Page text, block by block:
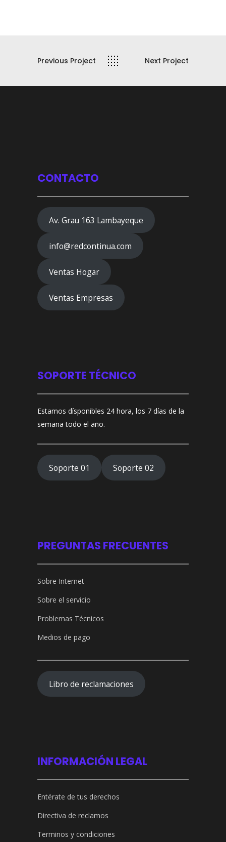
Previous Project Next Project
CONTACTO
Av. Grau 163 Lambayeque
info@redcontinua.com
Ventas Hogar
Ventas Empresas
SOPORTE TÉCNICO
Estamos dísponibles 24 hora, los 7 días de la
semana todo el año.
Soporte 01 Soporte 02
PREGUNTAS FRECUENTES
Sobre Internet
Sobre el servicio
Problemas Técnicos
Medios de pago
Libro de reclamaciones
INFORMACIÓN LEGAL
Entérate de tus derechos
Directiva de reclamos
Terminos y condiciones